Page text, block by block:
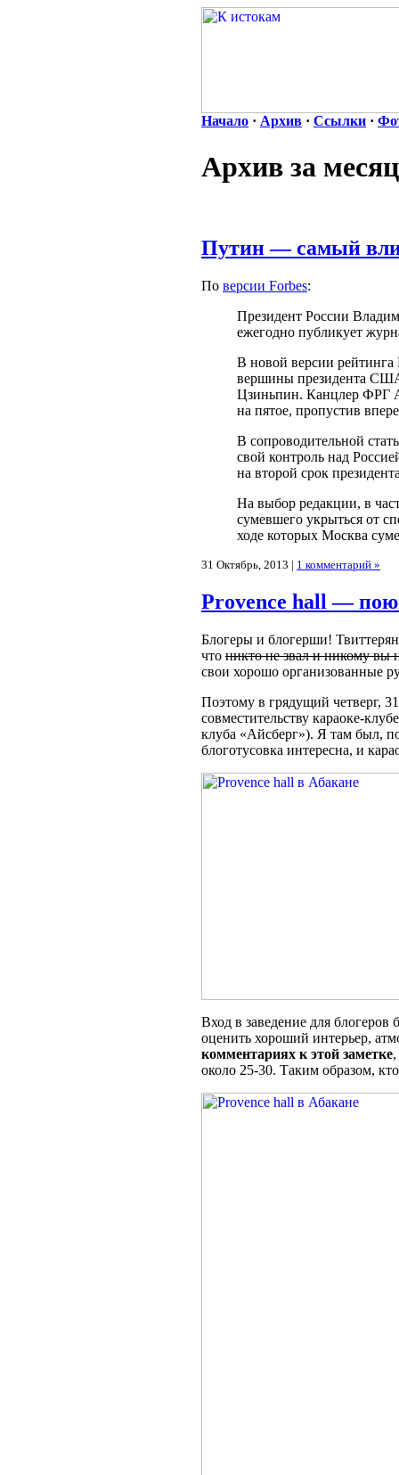
Начало · Архив · Ссылки ·
Архив за
Путин — самый
По версии Forbes:
Президент России
ежегодно публикует
В новой версии рейтинга
вершины президента США
Цзиньпин. Канцлер ФРГ
на пятое, пропустив
В сопроводительной
свой контроль над
на второй срок
На выбор редакции, в
сумевшего укрыться от
ходе которых Москва
31 Октябрь, 2013 | 1 комментарий »
Provence hall —
Блогеры и блогерши!
что никто не звал и никому вы
свои хорошо организованные
Поэтому в грядущий четверг,
совместительству караоке-
клуба «Айсберг»). Я там был,
блоготусовка интересна, и
Вход в заведение для
оценить хороший интерьер,
комментариях к этой заметке
около 25-30. Таким образом,